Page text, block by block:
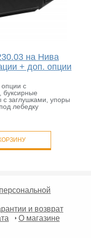
на Нива
+ доп. опции
с
буксирные
заглушками, упоры
лебедку
и возврат
О магазине